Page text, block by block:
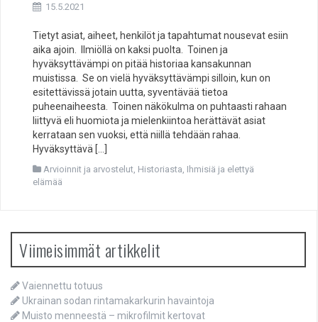
15.5.2021
Tietyt asiat, aiheet, henkilöt ja tapahtumat nousevat esiin
aika ajoin. Ilmiöllä on kaksi puolta. Toinen ja
hyväksyttävämpi on pitää historiaa kansakunnan
muistissa. Se on vielä hyväksyttävämpi silloin, kun on
esitettävissä jotain uutta, syventävää tietoa
puheenaiheesta. Toinen näkökulma on puhtaasti rahaan
liittyvä eli huomiota ja mielenkiintoa herättävät asiat
kerrataan sen vuoksi, että niillä tehdään rahaa.
Hyväksyttävä […]
Arvioinnit ja arvostelut Historiasta Ihmisiä ja elettyä
elämää
Viimeisimmät artikkelit
Vaiennettu totuus
Ukrainan sodan rintamakarkurin havaintoja
Muisto menneestä – mikrofilmit kertovat